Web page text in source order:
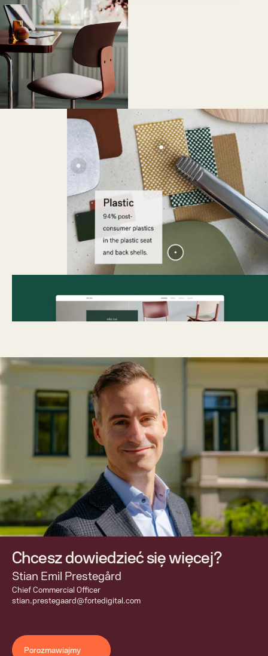
Chcesz dowiedzieć się więcej?
Stian Emil Prestegård
Chief Commercial Officer
stian.prestegaard@fortedigital.com
Porozmawiajmy